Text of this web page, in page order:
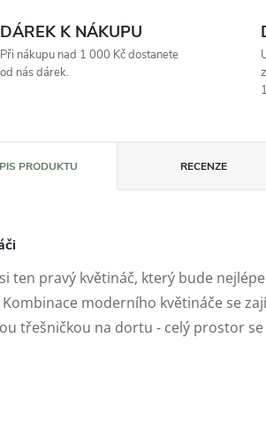
DÁREK K NÁKUPU
Při nákupu nad 1 000 Kč dostanete
od nás dárek.
PRODUKTU RECENZE
ten pravý květináč, který bude
moderního květináče se
třešničkou na dortu - celý prostor